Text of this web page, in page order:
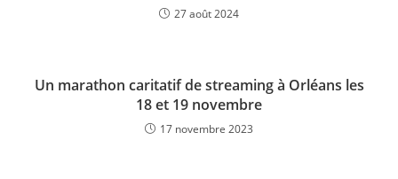
27 août 2024
Un marathon caritatif de streaming à Orléans les
18 et 19 novembre
17 novembre 2023